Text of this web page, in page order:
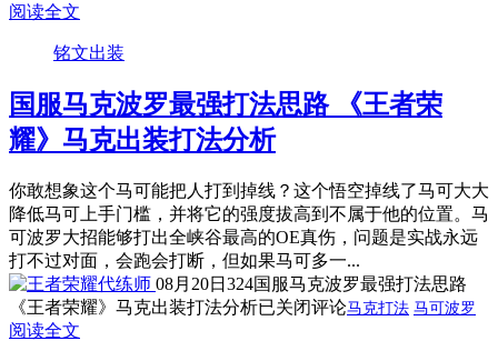
阅读全文
铭文出装
国服马克波罗最强打法思路 《王者荣
耀》马克出装打法分析
你敢想象这个马可能把人打到掉线？这个悟空掉线了马可大大
降低马可上手门槛，并将它的强度拔高到不属于他的位置。马
可波罗大招能够打出全峡谷最高的OE真伤，问题是实战永远
打不过对面，会跑会打断，但如果马可多一...
08月20日 324国服马克波罗最强打法思路
《王者荣耀》马克出装打法分析已关闭评论马克打法 马可波罗
阅读全文